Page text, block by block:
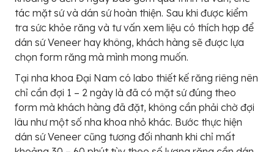
tác mặt sứ và dán sứ hoàn thiện. Sau khi được kiểm
tra sức khỏe răng và tư vấn xem liệu có thích hợp để
dán sứ Veneer hay không, khách hàng sẽ được lựa
chọn form răng mà mình mong muốn.
Tại nha khoa Đại Nam có labo thiết kế răng riêng nên
chỉ cần đợi 1 – 2 ngày là đã có mặt sứ đúng theo
form mà khách hàng đã đặt, không cần phải chờ đợi
lâu như một số nha khoa nhỏ khác. Bước thực hiện
dán sứ Veneer cũng tương đối nhanh khi chỉ mất